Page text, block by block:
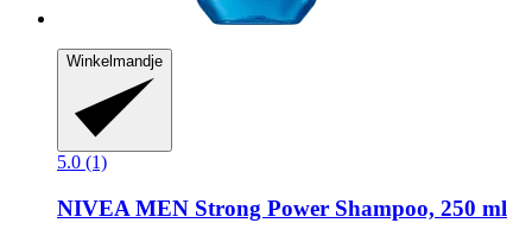
Winkelmandje
5.0 (1)
NIVEA MEN Strong Power Shampoo, 250 ml